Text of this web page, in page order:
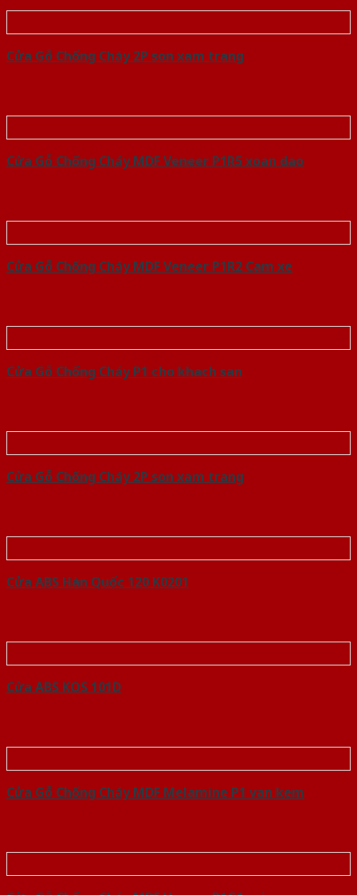
Cửa Gỗ Chống Cháy 2P son xam trang
Cửa Gỗ Chống Cháy MDF Veneer P1R5 xoan dao
Cửa Gỗ Chống Cháy MDF Veneer P1R2 Cam xe
Cửa Gỗ Chống Cháy P1 cho khach san
Cửa Gỗ Chống Cháy 2P son xam trang
Cửa ABS Hàn Quốc 120 K0201
Cửa ABS KOS 101D
Cửa Gỗ Chống Cháy MDF Melamine P1 van kem